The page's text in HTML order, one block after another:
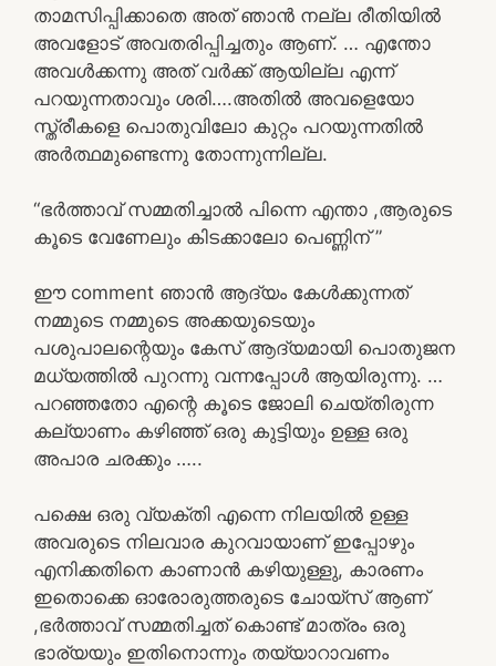
താമസിപ്പിക്കാതെ അത് ഞാൻ നല്ല രീതിയിൽ
അവളോട്‌ അവതരിപ്പിച്ചതും ആണ്. … എന്തോ
അവൾക്കന്നു അത് വർക്ക്‌ ആയില്ല എന്ന്
പറയുന്നതാവും ശരി….അതിൽ അവളെയോ
സ്ത്രീകളെ പൊതുവിലോ കുറ്റം പറയുന്നതിൽ
അർത്ഥമുണ്ടെന്നു തോന്നുന്നില്ല.
“ഭർത്താവ് സമ്മതിച്ചാൽ പിന്നെ എന്താ ,ആരുടെ
കൂടെ വേണേലും കിടക്കാലോ പെണ്ണിന് ”
ഈ comment ഞാൻ ആദ്യം കേൾക്കുന്നത്
നമ്മുടെ നമ്മുടെ അക്കയുടെയും
പശുപാലന്റെയും കേസ് ആദ്യമായി പൊതുജന
മധ്യത്തിൽ പുറന്നു വന്നപ്പോൾ ആയിരുന്നു. …
പറഞ്ഞതോ എന്റെ കൂടെ ജോലി ചെയ്തിരുന്ന
കല്യാണം കഴിഞ്ഞ് ഒരു കുട്ടിയും ഉള്ള ഒരു
അപാര ചരക്കും …..
പക്ഷെ ഒരു വ്യക്തി എന്നെ നിലയിൽ ഉള്ള
അവരുടെ നിലവാര കുറവായാണ് ഇപ്പോഴും
എനിക്കതിനെ കാണാൻ കഴിയുള്ളു, കാരണം
ഇതൊക്കെ ഓരോരുത്തരുടെ ചോയ്സ് ആണ്
,ഭർത്താവ് സമ്മതിച്ചത് കൊണ്ട് മാത്രം ഒരു
ഭാര്യയും ഇതിനൊന്നും തയ്യാറാവണം